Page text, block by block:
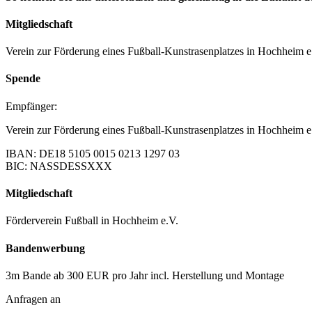
Mitgliedschaft
Verein zur Förderung eines Fußball-Kunstrasenplatzes in Hochheim
Spende
Empfänger:
Verein zur Förderung eines Fußball-Kunstrasenplatzes in Hochheim
IBAN: DE18 5105 0015 0213 1297 03
BIC: NASSDESSXXX
Mitgliedschaft
Förderverein Fußball in Hochheim e.V.
Bandenwerbung
3m Bande ab 300 EUR pro Jahr incl. Herstellung und Montage
Anfragen an